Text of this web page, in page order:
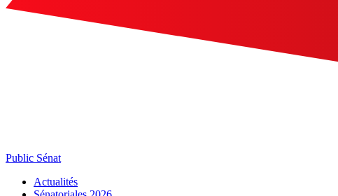
Public Sénat
Actualités